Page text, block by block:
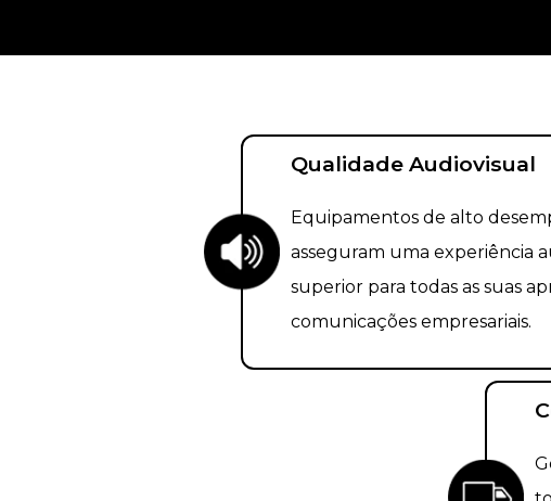
Qualidade Audiovisual
Equipamentos de alto
asseguram uma experiência
superior para todas as suas
comunicações empresariais.